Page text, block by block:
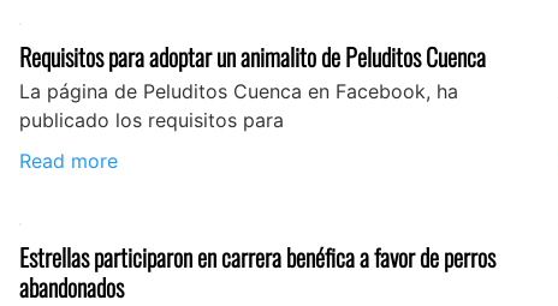
Requisitos para adoptar un animalito de Peluditos Cuenca
La página de Peluditos Cuenca en Facebook, ha
publicado los requisitos para
Read more
Estrellas participaron en carrera benéfica a favor de perros
abandonados